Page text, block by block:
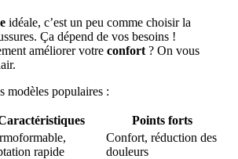
idéale, c’est un peu comme choisir la
Ça dépend de vos besoins !
améliorer votre confort ? On vous
modèles populaires :
Points forts
rapide
Confort, réduction des
douleurs